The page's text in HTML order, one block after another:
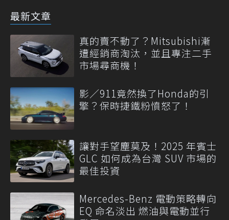
最新文章
真的賣不動了？Mitsubishi漸
遭經銷商淘汰，並且專注二手
市場尋商機！
影／911竟然換了Honda的引
擎？保時捷鐵粉憤怒了！
讓對手望塵莫及！2025 年賓士
GLC 如何成為台灣 SUV 市場的
最佳投資
Mercedes-Benz 電動策略轉向
EQ 命名淡出 燃油與電動並行